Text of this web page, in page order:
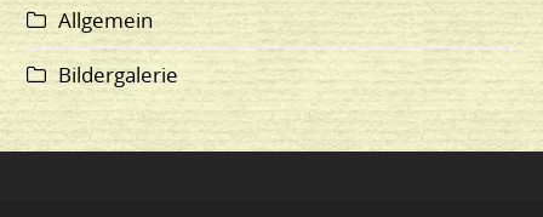
Allgemein
Bildergalerie